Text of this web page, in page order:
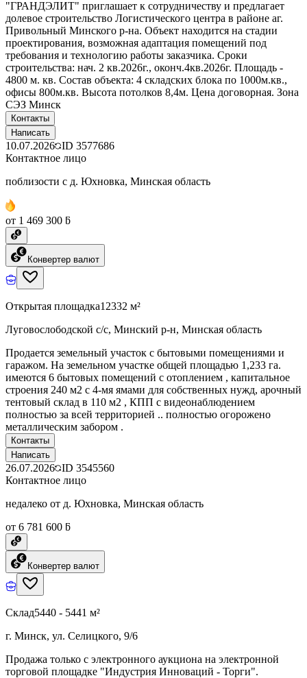
"ГРАНДЭЛИТ" приглашает к сотрудничеству и предлагает
долевое строительство Логистического центра в районе аг.
Привольный Минского р-на. Объект находится на стадии
проектирования, возможная адаптация помещений под
требования и технологию работы заказчика. Сроки
строительства: нач. 2 кв.2026г., оконч.4кв.2026г. Площадь -
4800 м. кв. Состав объекта: 4 складских блока по 1000м.кв.,
офисы 800м.кв. Высота потолков 8,4м. Цена договорная. Зона
СЭЗ Минск
Контакты
Написать
10.07.2026 ID 3577686
Контактное лицо
поблизости с д. Юхновка, Минская область
от 1 469 300 ƃ
Конвертер валют
Открытая площадка12332 м²
Луговослободской с/с, Минский р-н, Минская область
Продается земельный участок с бытовыми помещениями и
гаражом. На земельном участке общей площадью 1,233 га.
имеются 6 бытовых помещений с отоплением , капитальное
строения 240 м2 с 4-мя ямами для собственных нужд, арочный
тентовый склад в 110 м2 , КПП с видеонаблюдением
полностью за всей территорией .. полностью огорожено
металлическим забором .
Контакты
Написать
26.07.2026 ID 3545560
Контактное лицо
недалеко от д. Юхновка, Минская область
от 6 781 600 ƃ
Конвертер валют
Склад5440 - 5441 м²
г. Минск, ул. Селицкого, 9/6
Продажа только с электронного аукциона на электронной
торговой площадке "Индустрия Инноваций - Торги".